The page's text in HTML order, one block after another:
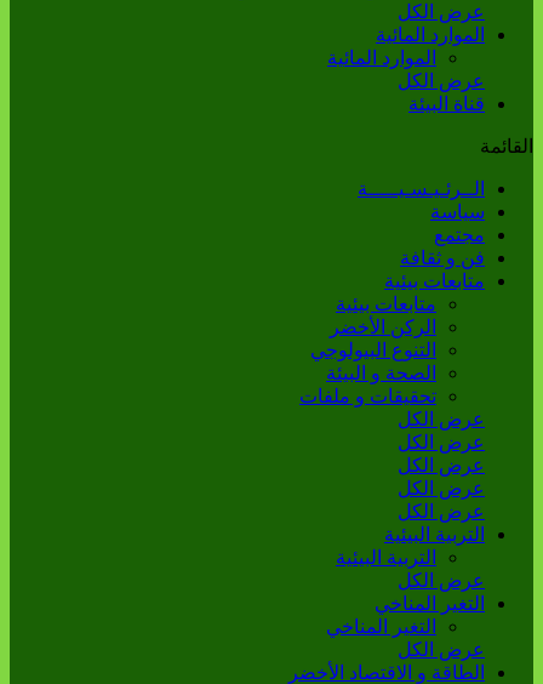
عرض الكل
الموارد المائية
الموارد المائية
عرض الكل
قناة البيئة
القائمة
الــرئـيـسـيـــــة
سياسة
مجتمع
فن و ثقافة
متابعات بيئية
متابعات بيئية
الركن الأخضر
التنوع البيولوجي
الصحة و البيئة
تحقيقات و ملفات
عرض الكل
عرض الكل
عرض الكل
عرض الكل
عرض الكل
التربية البيئية
التربية البيئية
عرض الكل
التغير المناخي
التغير المناخي
عرض الكل
الطاقة و الاقتصاد الأخضر